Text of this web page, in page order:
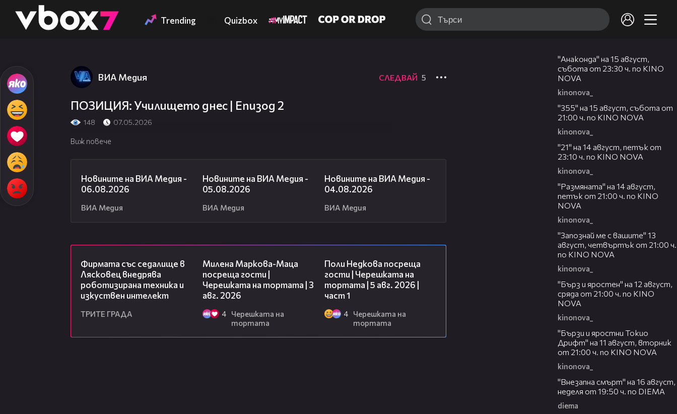
👾 Trending Quizbox
ВИА Медия СЛЕДВАЙ 5
ПОЗИЦИЯ: Училището днес | Епизод 2
148 07.05.2026
Виж повече
Новините на ВИА Медия -
06.08.2026
ВИА Медия
Новините на ВИА Медия -
05.08.2026
ВИА Медия
Новините на ВИА Медия -
04.08.2026
ВИА Медия
Фирмата със седалище в
Лясковец внедрява
роботизирана техника и
изкуствен интелект
ТРИТЕ ГРАДА
Милена Маркова-Маца
посреща гости |
Черешката на тортата | 3
авг. 2026
4
Черешката на
тортата
Поли Недкова посреща
гости | Черешката на
тортата | 5 авг. 2026 |
част 1
4
Черешката на
тортата
"Анаконда" на 15 август,
събота от 23:30 ч. по KINO
NOVA
kinonova_
"355" на 15 август, събота от
21:00 ч. по KINO NOVA
kinonova_
"21" на 14 август, петък от
23:10 ч. по KINO NOVA
kinonova_
"Размянaта" на 14 август,
петък от 21:00 ч. по KINO
NOVA
kinonova_
"Запознай ме с вашите" 13
август, четвъртък от 21:00 ч.
по KINO NOVA
kinonova_
"Бърз и яростен" на 12 август,
сряда от 21:00 ч. по KINO
NOVA
kinonova_
"Бързи и яростни Токио
Дрифт" на 11 август, вторник
от 21:00 ч. по KINO NOVA
kinonova_
"Внезапна смърт" на 16 август,
неделя от 19:50 ч. по DIEMA
diema